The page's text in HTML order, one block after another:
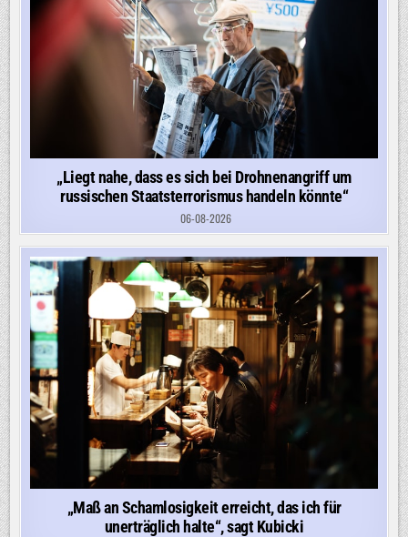
„Liegt nahe, dass es sich bei Drohnenangriff um
russischen Staatsterrorismus handeln könnte“
06-08-2026
„Maß an Schamlosigkeit erreicht, das ich für
unerträglich halte“, sagt Kubicki